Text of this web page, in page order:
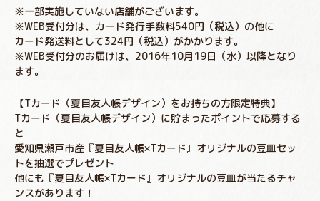
※一部実施していない店舗がございます。
※WEB受付分は、カード発行手数料540円（税込）の他に
カード発送料として324円（税込）がかかります。
※WEB受付分のお届けは、2016年10月19日（水）以降となり
ます。
【Tカード（夏目友人帳デザイン）をお持ちの方限定特典】
Tカード（夏目友人帳デザイン）に貯まったポイントで応募する
と
愛知県瀬戸市産『夏目友人帳×Tカード』オリジナルの豆皿セッ
トを抽選でプレゼント
他にも『夏目友人帳×Tカード』オリジナルの豆皿が当たるチャ
ンスがあります！